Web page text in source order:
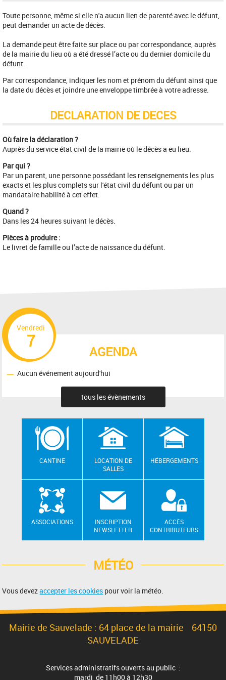
Toute personne, même si elle n'a aucun lien de parenté avec le défunt,
peut demander un acte de décès.
La demande peut être faite sur place ou par correspondance, auprès
de la mairie du lieu où a été dressé l’acte ou du dernier domicile du
défunt.
Par correspondance, indiquer les nom et prénom du défunt ainsi que
la date du décès et joindre une enveloppe timbrée à votre adresse.
DECLARATION DE DECES
Où faire la déclaration ?
Auprès du service état civil de la mairie où le décès a eu lieu.
Par qui ?
Par un parent, une personne possédant les renseignements les plus
exacts et les plus complets sur l'état civil du défunt ou par un
mandataire habilité à cet effet.
Quand ?
Dans les 24 heures suivant le décès.
Pièces à produire :
Le livret de famille ou l’acte de naissance du défunt.
AGENDA
Vendredi
7
Aucun événement aujourd'hui
tous les évènements
CANTINE
LOCATION DE
SALLES
HÉBERGEMENTS
ASSOCIATIONS
INSCRIPTION
NEWSLETTER
ACCÈS
CONTRIBUTEURS
MÉTÉO
Vous devezaccepter les cookies pour voir la météo.
Mairie de Sauvelade : 64 place de la mairie 64150
SAUVELADE
Services administratifs ouverts au public :
mardi de 11h00 à 12h30